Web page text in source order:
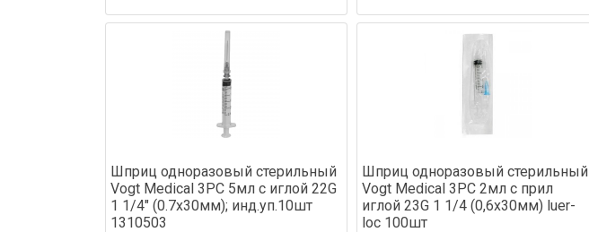
Шприц одноразовый стерильный
Vogt Medical 3PC 5мл с иглой 22G
1 1/4" (0.7x30мм); инд.уп.10шт
1310503
Шприц одноразовый стерильный
Vogt Medical 3PC 2мл с прил
иглой 23G 1 1/4 (0,6х30мм) luer-
loc 100шт